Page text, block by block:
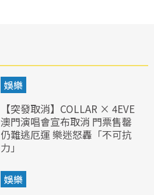
娛樂
【突發取消】COLLAR × 4EVE
澳門演唱會宣布取消 門票售罄
仍難逃厄運 樂迷怒轟「不可抗
力」
娛樂